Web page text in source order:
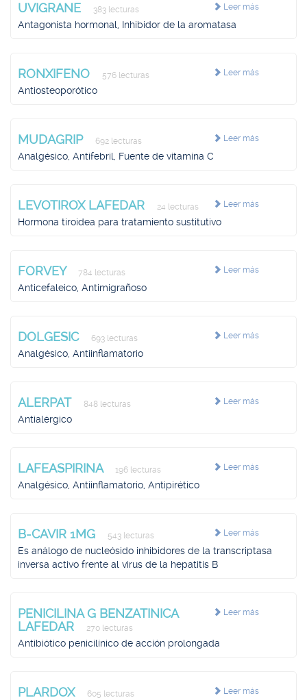
Leer más
UVIGRANE 383 lecturas
Antagonista hormonal, Inhibidor de la aromatasa
Leer más
RONXIFENO 576 lecturas
Antiosteoporótico
Leer más
MUDAGRIP 692 lecturas
Analgésico, Antifebril, Fuente de vitamina C
Leer más
LEVOTIROX LAFEDAR 24 lecturas
Hormona tiroidea para tratamiento sustitutivo
Leer más
FORVEY 784 lecturas
Anticefaleico, Antimigrañoso
Leer más
DOLGESIC 693 lecturas
Analgésico, Antiinflamatorio
Leer más
ALERPAT 848 lecturas
Antialérgico
Leer más
LAFEASPIRINA 196 lecturas
Analgésico, Antiinflamatorio, Antipirético
Leer más
B-CAVIR 1MG 543 lecturas
Es análogo de nucleósido inhibidores de la transcriptasa
inversa activo frente al virus de la hepatitis B
Leer más
PENICILINA G BENZATINICA
LAFEDAR
270 lecturas
Antibiótico penicilínico de acción prolongada
Leer más
PLARDOX 605 lecturas